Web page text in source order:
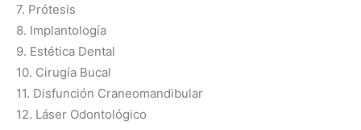
7. Prótesis
8. Implantología
9. Estética Dental
10. Cirugía Bucal
11. Disfunción Craneomandibular
12. Láser Odontológico